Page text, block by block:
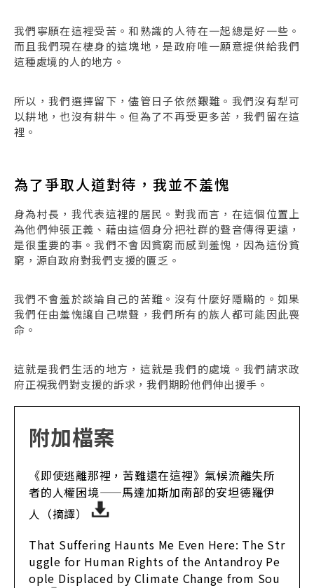
我們寧願在這裡受苦。和熟識的人待在一起總是好一些。
而且我們現在棲身的這塊地，是政府唯一願意提供給我們
這種處境的人的地方。
所以，我們選擇留下，儘管日子依然艱難。我們沒有犁可
以耕地，也沒有耕牛。但為了不再受更多苦，我們留在這
裡。
為了爭取人道對待，我並不羞愧
身為村長，我代表這裡的居民。對我而言，在這個位置上
為他們伸張正義、藉由這個身分把社群的聲音傳得更遠，
是很重要的事。我們不會因貧窮而感到羞愧，因為這份貧
窮，源自政府對我們支援的匱乏。
我們不會羞於談論自己的苦難。沒有什麼好隱瞞的。如果
我們任由羞愧讓自己噤聲，我們所有的族人都可能因此喪
命。
這就是我們生活的地方，這就是我們的處境。我們請求政
府正視我們對支援的訴求，我們期盼他們伸出援手。
附加檔案
《即使逃離那裡，苦難還在這裡》氣候流離失所
者的人權困境——馬達加斯加南部的安坦德羅伊
人（摘譯）
That Suffering Haunts Me Even Here: The Str
uggle for Human Rights of the Antandroy Pe
ople Displaced by Climate Change from Sou